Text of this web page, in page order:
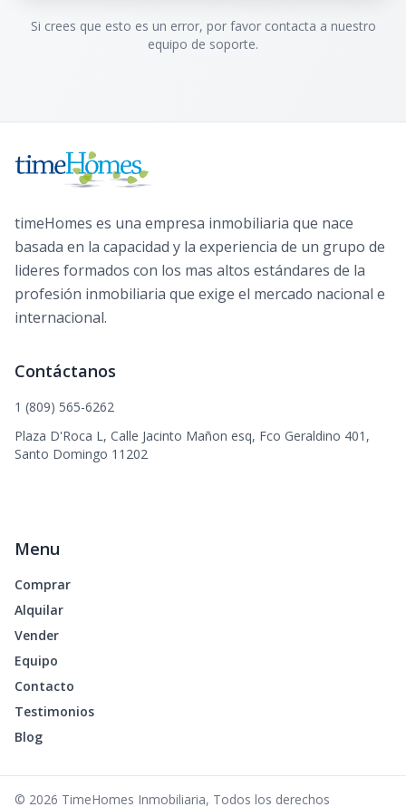
Si crees que esto es un error, por favor contacta a nuestro
equipo de soporte.
timeHomes es una empresa inmobiliaria que nace
basada en la capacidad y la experiencia de un grupo de
lideres formados con los mas altos estándares de la
profesión inmobiliaria que exige el mercado nacional e
internacional.
Contáctanos
1 (809) 565-6262
Plaza D'Roca L, Calle Jacinto Mañon esq, Fco Geraldino 401,
Santo Domingo 11202
Menu
Comprar
Alquilar
Vender
Equipo
Contacto
Testimonios
Blog
© 2026 TimeHomes Inmobiliaria, Todos los derechos